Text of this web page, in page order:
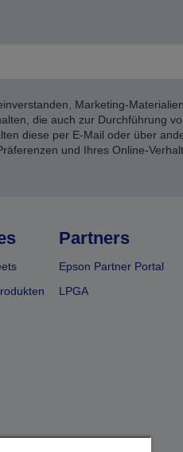
Marketing-
die auch zur Durchführung
diese per E-Mail oder über
und Ihres Online-
Partners
Epson Partner Portal
LPGA